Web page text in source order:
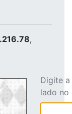
,
Digite
lado no